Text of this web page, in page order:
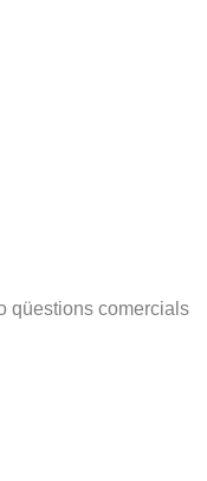
qüestions comercials